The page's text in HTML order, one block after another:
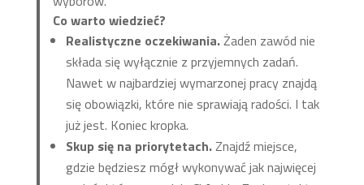
Co warto wiedzieć?
Realistyczne oczekiwania.Żaden zawód nie
składa się wyłącznie z przyjemnych zadań.
Nawet w najbardziej wymarzonej pracy znajdą
się obowiązki, które nie sprawiają radości. I tak
już jest. Koniec kropka.
Skup się na priorytetach.Znajdź miejsce,
gdzie będziesz mógł wykonywać jak najwięcej